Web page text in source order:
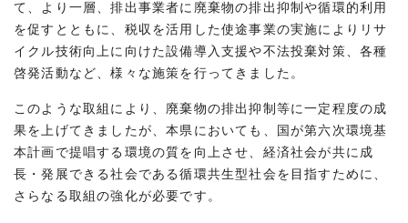
て、より一層、排出事業者に廃棄物の排出抑制や循環的利用
を促すとともに、税収を活用した使途事業の実施によりリサ
イクル技術向上に向けた設備導入支援や不法投棄対策、各種
啓発活動など、様々な施策を行ってきました。
このような取組により、廃棄物の排出抑制等に一定程度の成
果を上げてきましたが、本県においても、国が第六次環境基
本計画で提唱する環境の質を向上させ、経済社会が共に成
長・発展できる社会である循環共生型社会を目指すために、
さらなる取組の強化が必要です。